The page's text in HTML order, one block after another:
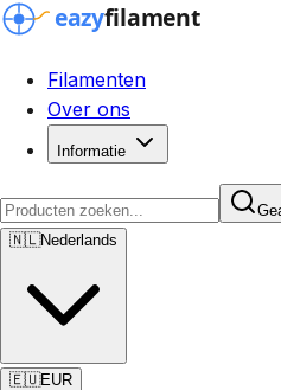
Filamenten
Over ons
Informatie
🇳🇱Nederlands
🇪🇺EUR